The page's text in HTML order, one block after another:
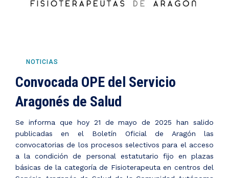
NOTICIAS
Convocada OPE del Servicio
Aragonés de Salud
Se informa que hoy 21 de mayo de 2025 han salido
publicadas en el Boletín Oficial de Aragón las
convocatorias de los procesos selectivos para el acceso
a la condición de personal estatutario fijo en plazas
básicas de la categoría de Fisioterapeuta en centros del